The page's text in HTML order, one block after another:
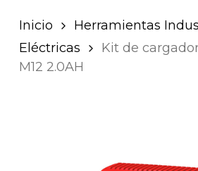
Inicio
Herramientas
Eléctricas
Kit de
M12 2.0AH
una valoración.